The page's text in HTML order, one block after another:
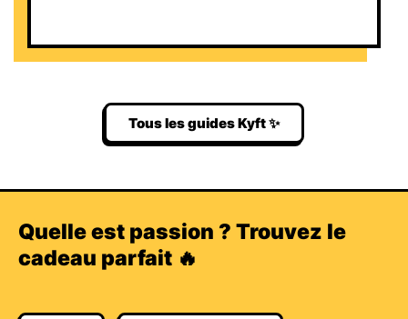
Tous les guides Kyft ✨
Quelle est passion ? Trouvez le
cadeau parfait 🔥